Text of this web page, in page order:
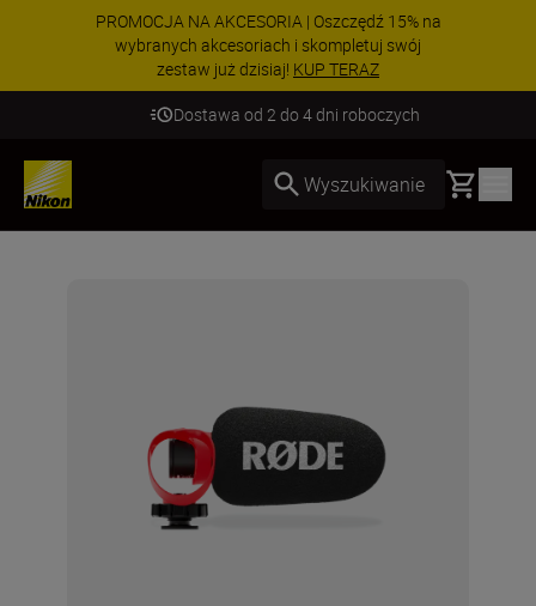
PROMOCJA NA AKCESORIA | Oszczędź 15% na
wybranych akcesoriach i skompletuj swój
zestaw już dzisiaj! KUP TERAZ
Dostawa od 2 do 4 dni roboczych
Wyszukiwanie Basket